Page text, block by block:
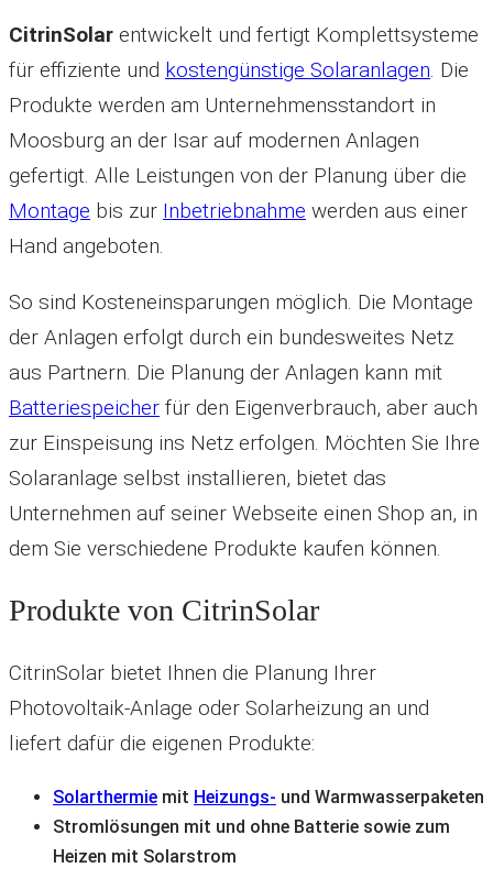
CitrinSolar entwickelt und fertigt Komplettsysteme
für effiziente und kostengünstige Solaranlagen. Die
Produkte werden am Unternehmensstandort in
Moosburg an der Isar auf modernen Anlagen
gefertigt. Alle Leistungen von der Planung über die
Montage bis zur Inbetriebnahme werden aus einer
Hand angeboten.
So sind Kosteneinsparungen möglich. Die Montage
der Anlagen erfolgt durch ein bundesweites Netz
aus Partnern. Die Planung der Anlagen kann mit
Batteriespeicher für den Eigenverbrauch, aber auch
zur Einspeisung ins Netz erfolgen. Möchten Sie Ihre
Solaranlage selbst installieren, bietet das
Unternehmen auf seiner Webseite einen Shop an, in
dem Sie verschiedene Produkte kaufen können.
Produkte von CitrinSolar
CitrinSolar bietet Ihnen die Planung Ihrer
Photovoltaik-Anlage oder Solarheizung an und
liefert dafür die eigenen Produkte:
Solarthermie mit Heizungs- und Warmwasserpaketen
Stromlösungen mit und ohne Batterie sowie zum
Heizen mit Solarstrom